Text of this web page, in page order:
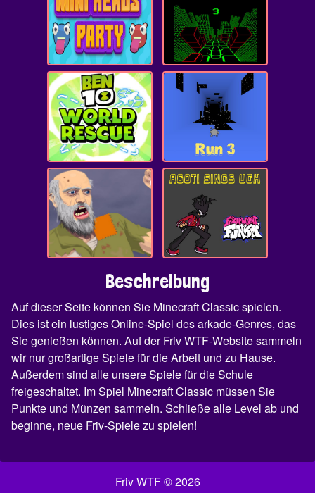
Beschreibung
Auf dieser Seite können Sie Minecraft Classic spielen.
Dies ist ein lustiges Online-Spiel des arkade-Genres, das
Sie genießen können. Auf der Friv WTF-Website sammeln
wir nur großartige Spiele für die Arbeit und zu Hause.
Außerdem sind alle unsere Spiele für die Schule
freigeschaltet. Im Spiel Minecraft Classic müssen Sie
Punkte und Münzen sammeln. Schließe alle Level ab und
beginne, neue Friv-Spiele zu spielen!
Friv WTF © 2026